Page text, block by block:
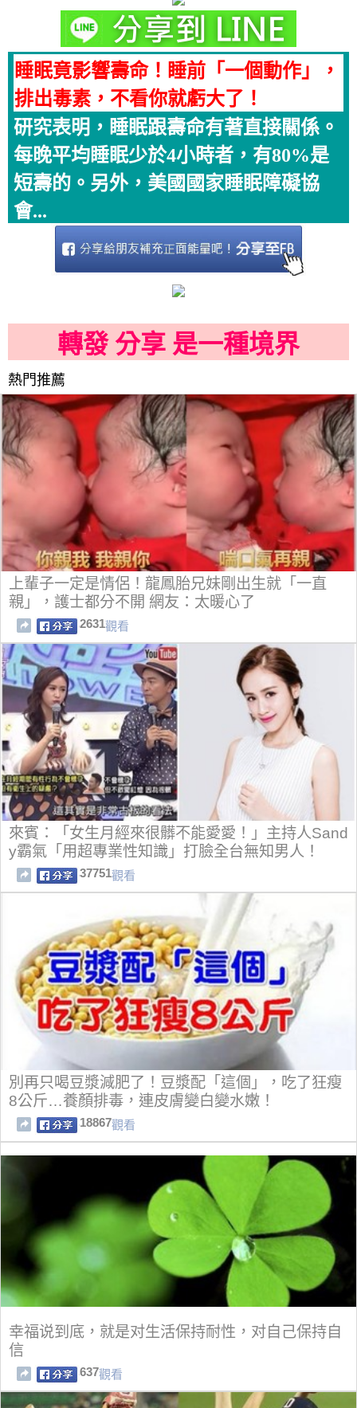
睡眠竟影響壽命！睡前「一個動作」，
排出毒素，不看你就虧大了！
研究表明，睡眠跟壽命有著直接關係。
每晚平均睡眠少於4小時者，有80%是
短壽的。另外，美國國家睡眠障礙協
會...
轉發 分享 是一種境界
熱門推薦
上輩子一定是情侶！龍鳳胎兄妹剛出生就「一直
親」，護士都分不開 網友：太暖心了
2631觀看
來賓：「女生月經來很髒不能愛愛！」主持人Sand
y霸氣「用超專業性知識」打臉全台無知男人！
37751觀看
別再只喝豆漿減肥了！豆漿配「這個」，吃了狂瘦
8公斤…養顏排毒，連皮膚變白變水嫩！
18867觀看
幸福说到底，就是对生活保持耐性，对自己保持自
信
637觀看